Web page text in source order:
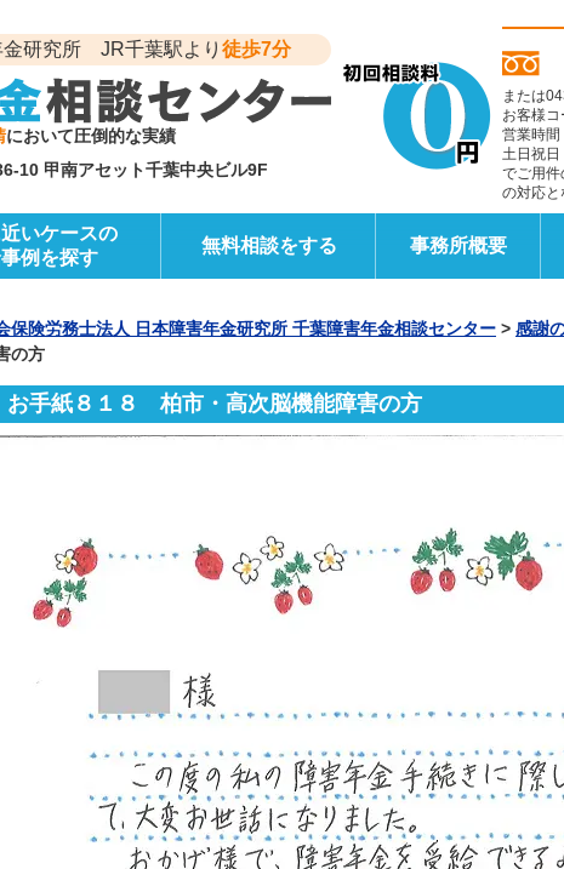
金研究所 JR千葉駅より 徒歩7分
において圧倒的な実績
10 甲南アセット千葉中央ビル9F
または
お客様
営業時
土日祝
でご用
の対応
いケースの
例を探す
無料相談をする 事務所概要
保険労務士法人 日本障害年金研究所 千葉障害年金相談センター > 感謝
の方
お手紙８１８ 柏市・高次脳機能障害の方